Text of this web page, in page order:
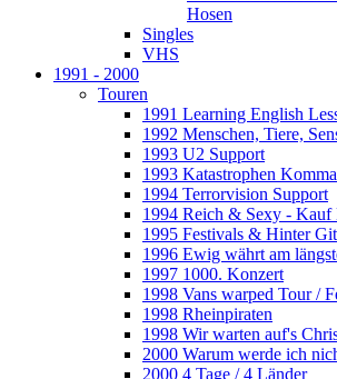
Hosen
Singles
VHS
1991 - 2000
Touren
1991 Learning English
1992 Menschen, Tiere,
1993 U2 Support
1993 Katastrophen
1994 Terrorvision Support
1994 Reich & Sexy -
1995 Festivals & Hinter
1996 Ewig währt am
1997 1000. Konzert
1998 Vans warped Tour /
1998 Rheinpiraten
1998 Wir warten auf's
2000 Warum werde ich
2000 4 Tage / 4 Länder